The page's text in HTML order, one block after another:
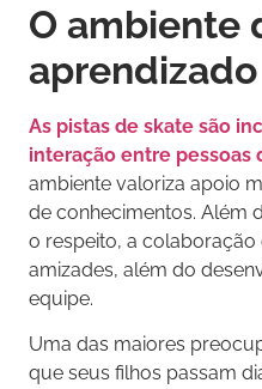
O ambiente
As pistas de skate são
interação entre pessoas
ambiente valoriza apoio
de conhecimentos. Além
o respeito, a colaboração
amizades, além do
equipe.
Uma das maiores
que seus filhos passam